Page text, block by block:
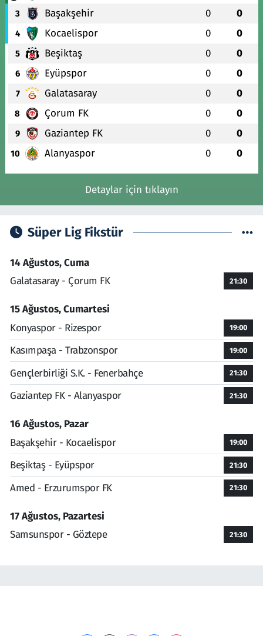
3 Başakşehir 0 0
4 Kocaelispor 0 0
5 Beşiktaş 0 0
6 Eyüpspor 0 0
7 Galatasaray 0 0
8 Çorum FK 0 0
9 Gaziantep FK 0 0
10 Alanyaspor 0 0
Detaylar için tıklayın
Süper Lig Fikstür
14 Ağustos, Cuma
Galatasaray - Çorum FK
21:30
15 Ağustos, Cumartesi
Konyaspor - Rizespor
19:00
Kasımpaşa - Trabzonspor 19:00
Gençlerbirliği S.K. - Fenerbahçe 21:30
Gaziantep FK - Alanyaspor 21:30
16 Ağustos, Pazar
Başakşehir - Kocaelispor
19:00
Beşiktaş - Eyüpspor 21:30
Amed - Erzurumspor FK 21:30
17 Ağustos, Pazartesi
Samsunspor - Göztepe
21:30